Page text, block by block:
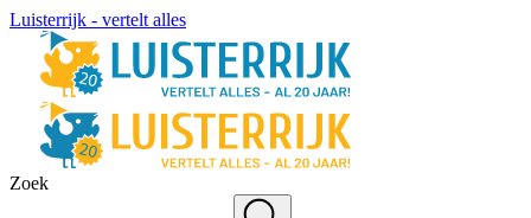
Luisterrijk - vertelt alles
Zoek